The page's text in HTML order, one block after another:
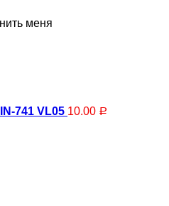
меня
741 VL05 10.00 Р